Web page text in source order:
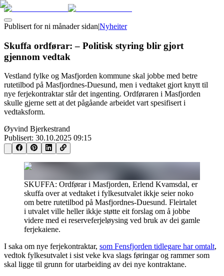
Publisert for ni månader sidan|Nyheiter
Skuffa ordførar: – Politisk styring blir gjort
gjennom vedtak
Vestland fylke og Masfjorden kommune skal jobbe med betre
rutetilbod på Masfjordnes-Duesund, men i vedtaket gjort knytt til
nye ferjekontraktar står det ingenting. Ordføraren i Masfjorden
skulle gjerne sett at det pågåande arbeidet vart spesifisert i
vedtaksform.
Øyvind Bjerkestrand
Publisert: 30.10.2025 09:15
SKUFFA: Ordførar i Masfjorden, Erlend Kvamsdal, er
skuffa over at vedtaket i fylkesutvalet ikkje seier noko
om betre rutetilbod på Masfjordnes-Duesund. Fleirtalet
i utvalet ville heller ikkje støtte eit forslag om å jobbe
videre med ei reserveferjeløysing ved bruk av dei gamle
ferjekaiene.
I saka om nye ferjekontraktar, som Fensfjorden tidlegare har omtalt,
vedtok fylkesutvalet i sist veke kva slags føringar og rammer som
skal ligge til grunn for utarbeiding av dei nye kontraktane.